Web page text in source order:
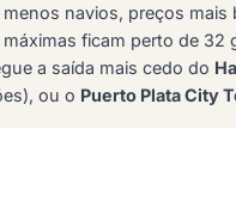
menos navios, preços
ficam perto de 32
a saída mais cedo do
ou o Puerto Plata City